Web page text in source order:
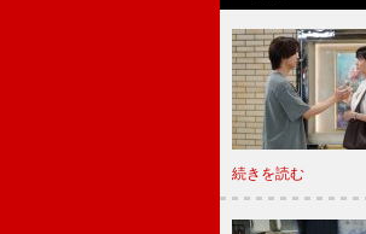
続きを読む